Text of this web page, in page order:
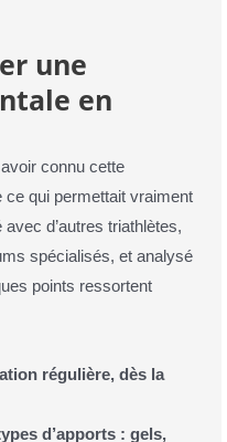
une
en
connu cette
ce qui permettait vraiment
avec d’autres triathlètes,
spécialisés, et analysé
points ressortent
régulière, dès la
d’apports : gels,